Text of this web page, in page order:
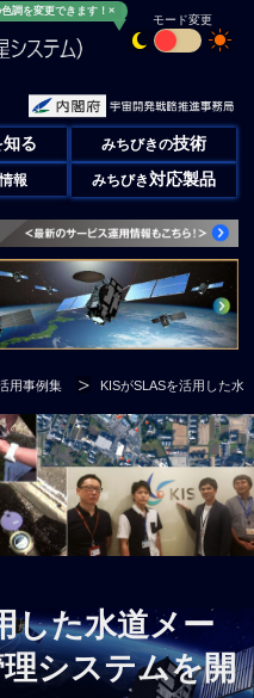
調を変更できます！×
モード変更
知る みちびきの技術
報 みちびき対応製品
用事例集 KISがSLASを活用した水
した水道メー
システムを開